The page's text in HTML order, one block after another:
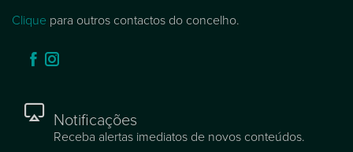
Clique para outros contactos do concelho.
Notificações
Receba alertas imediatos de novos conteúdos.